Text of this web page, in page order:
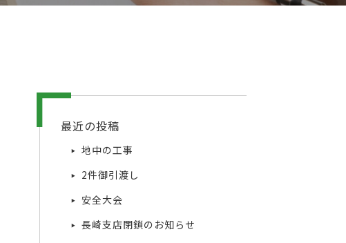
最近の投稿
地中の工事
2件御引渡し
安全大会
長崎支店閉鎖のお知らせ